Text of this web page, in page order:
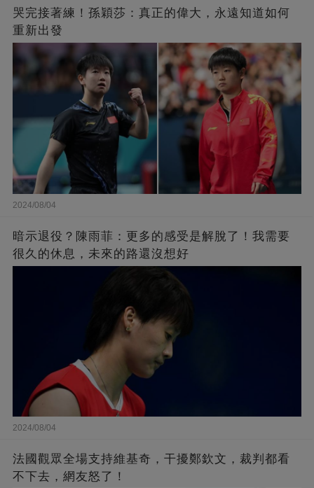
哭完接著練！孫穎莎：真正的偉大，永遠知道如何
重新出發
2024/08/04
暗示退役？陳雨菲：更多的感受是解脫了！我需要
很久的休息，未來的路還沒想好
2024/08/04
法國觀眾全場支持維基奇，干擾鄭欽文，裁判都看
不下去，網友怒了！